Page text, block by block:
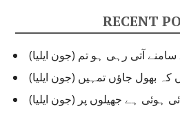
i
RECENT
سامنے آتی رہی ہو تم (جون ایلیا)
کہ بھول جاؤں تمہیں (جون ایلیا)
ہوئی ہے جھیلوں پر (جون ایلیا)